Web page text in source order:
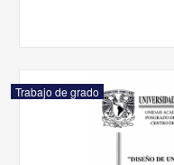
Trabajo de grado